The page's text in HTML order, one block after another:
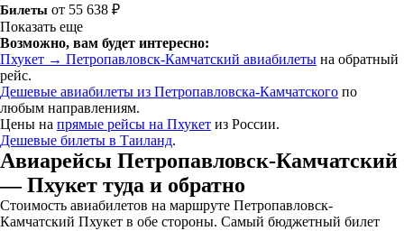
Билеты от 55 638 ₽
Показать еще
Возможно, вам будет интересно:
Пхукет → Петропавловск-Камчатский авиабилеты на обратный
рейс.
Дешевые авиабилеты из Петропавловска-Камчатского по
любым направлениям.
Цены на прямые рейсы на Пхукет из России.
Дешевые билеты в Таиланд.
Авиарейсы Петропавловск-Камчатский
— Пхукет туда и обратно
Стоимость авиабилетов на маршруте Петропавловск-
Камчатский Пхукет в обе стороны. Самый бюджетный билет